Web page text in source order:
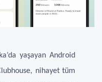
yaşayan Android
nihayet tüm